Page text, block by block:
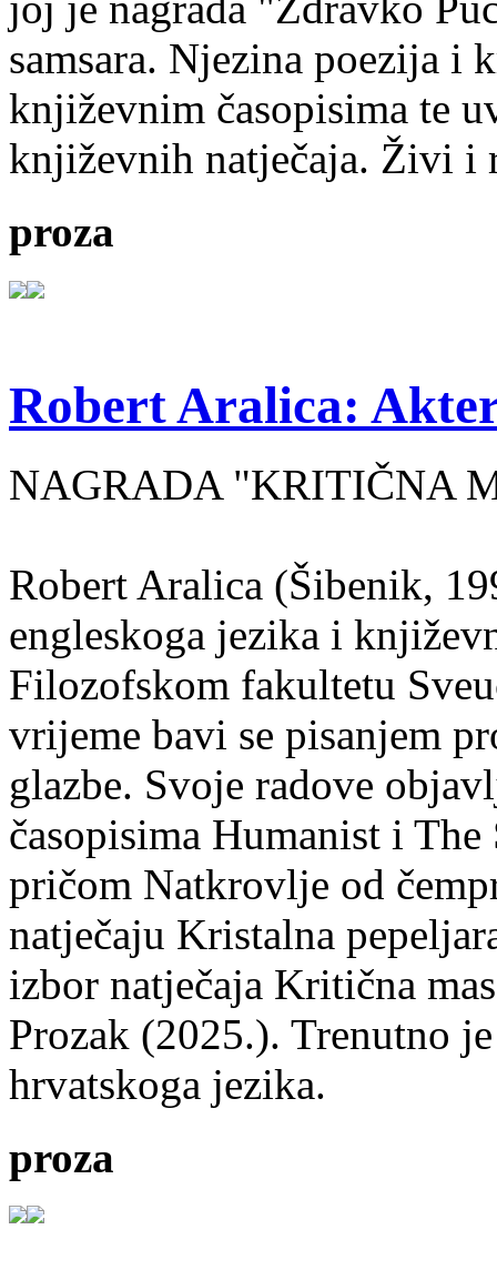
samsara. Njezina poezija i
književnim časopisima te
književnih natječaja. Živi i
proza
Robert Aralica:
NAGRADA "KRITIČNA
Robert Aralica (Šibenik,
engleskoga jezika i
Filozofskom fakultetu
vrijeme bavi se pisanjem
glazbe. Svoje radove
časopisima Humanist i
pričom Natkrovlje od
natječaju Kristalna
izbor natječaja Kritična
Prozak (2025.). Trenutno
hrvatskoga jezika.
proza